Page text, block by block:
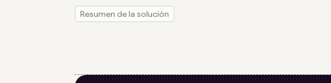
Resumen de la solución